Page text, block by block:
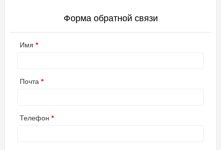
Форма обратной связи
Имя
Почта
Телефон